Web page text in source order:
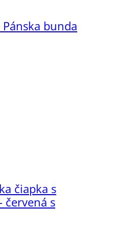
Pánska bunda
čiapka s
červená s